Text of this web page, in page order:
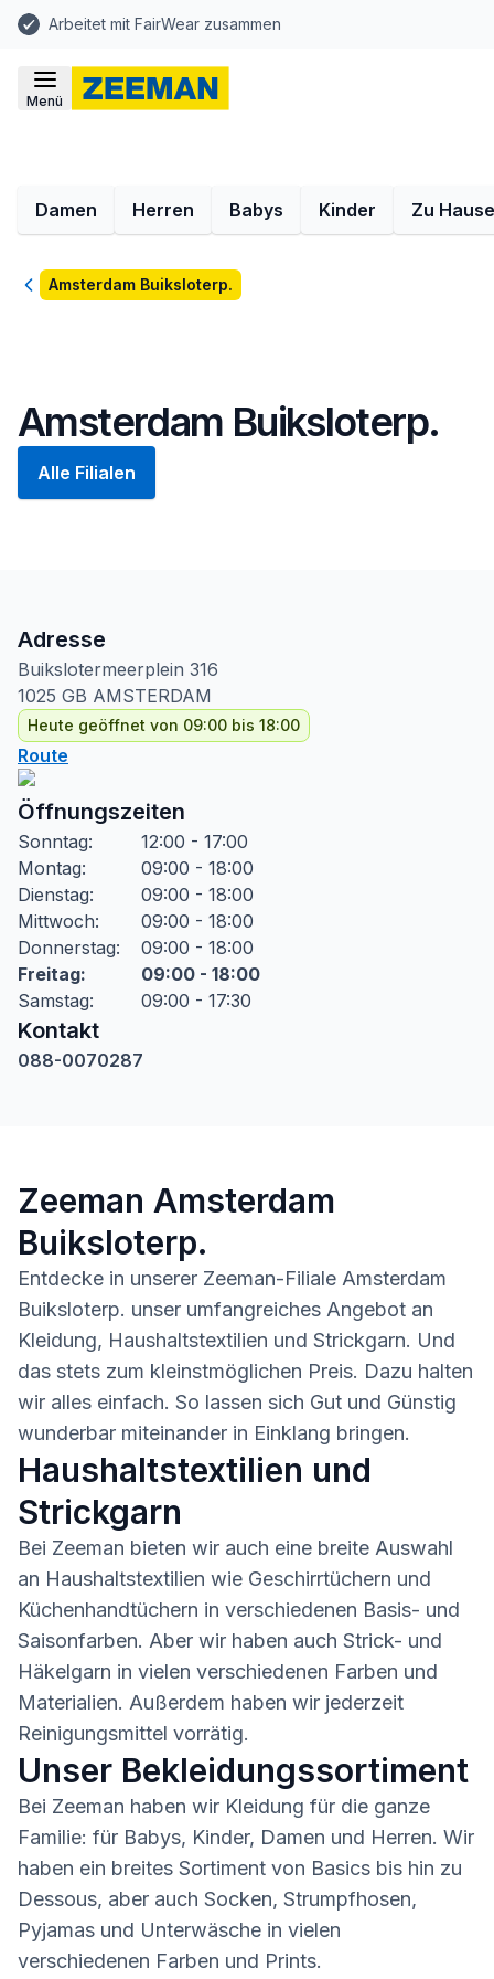
Arbeitet mit FairWear zusammen
Menü
Damen Herren Babys Kinder Zu Hause
ZurückAmsterdam Buiksloterp.
Amsterdam Buiksloterp.
Alle Filialen
Adresse
Buikslotermeerplein 316
1025 GB AMSTERDAM
Heute geöffnet von 09:00 bis 18:00
Route
Öffnungszeiten
Sonntag:
12:00 - 17:00
Montag:
09:00 - 18:00
Dienstag:
09:00 - 18:00
Mittwoch:
09:00 - 18:00
Donnerstag:
09:00 - 18:00
Freitag:
09:00 - 18:00
Samstag: 09:00 - 17:30
Kontakt
088-0070287
Zeeman Amsterdam
Buiksloterp.
Entdecke in unserer Zeeman-Filiale Amsterdam
Buiksloterp. unser umfangreiches Angebot an
Kleidung, Haushaltstextilien und Strickgarn. Und
das stets zum kleinstmöglichen Preis. Dazu halten
wir alles einfach. So lassen sich Gut und Günstig
wunderbar miteinander in Einklang bringen.
Haushaltstextilien und
Strickgarn
Bei Zeeman bieten wir auch eine breite Auswahl
an Haushaltstextilien wie Geschirrtüchern und
Küchenhandtüchern in verschiedenen Basis- und
Saisonfarben. Aber wir haben auch Strick- und
Häkelgarn in vielen verschiedenen Farben und
Materialien. Außerdem haben wir jederzeit
Reinigungsmittel vorrätig.
Unser Bekleidungssortiment
Bei Zeeman haben wir Kleidung für die ganze
Familie: für Babys, Kinder, Damen und Herren. Wir
haben ein breites Sortiment von Basics bis hin zu
Dessous, aber auch Socken, Strumpfhosen,
Pyjamas und Unterwäsche in vielen
verschiedenen Farben und Prints.